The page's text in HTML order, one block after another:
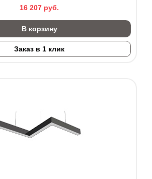
16 207 руб.
В корзину
Заказ в 1 клик